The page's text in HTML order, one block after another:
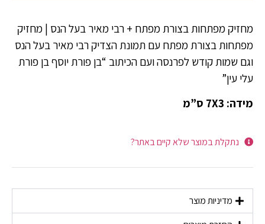
מחזיק מפתחות בצורת מפתח + רבי מאיר בעל הנס | מחזיק
מפתחות בצורת מפתח עם תמונת הצדיק רבי מאיר בעל הנס
וגם שמות קודש לפרנסה ועם הכיתוב “בן פורת יוסף בן פורת
עלי עין”
מידה: 7X3 ס”מ
נתקלת במוצר שלא קיים באתר?
מדיניות מוצר